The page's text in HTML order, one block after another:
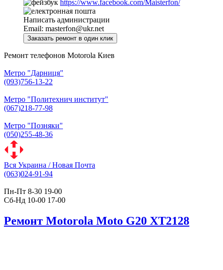
https://www.facebook.com/Maisterfon/
Написать администрации
Email: masterfon@ukr.net
Ремонт телефонов Motorola Киев
Метро "Дарниця"
(093)756-13-22
Метро "Политехнич институт"
(067)218-77-98
Метро "Позняки"
(050)255-48-36
Вся Украина / Новая Почта
(063)024-91-94
Пн-Пт 8-30 19-00
Сб-Нд 10-00 17-00
Ремонт Motorola Moto G20 XT2128